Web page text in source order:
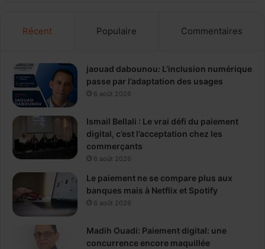
Récent Populaire Commentaires
jaouad dabounou: L’inclusion numérique
passe par l’adaptation des usages
6 août 2026
Ismail Bellali : Le vrai défi du paiement
digital, c’est l’acceptation chez les
commerçants
6 août 2026
Le paiement ne se compare plus aux
banques mais à Netflix et Spotify
6 août 2026
Madih Ouadi: Paiement digital: une
concurrence encore maquillée